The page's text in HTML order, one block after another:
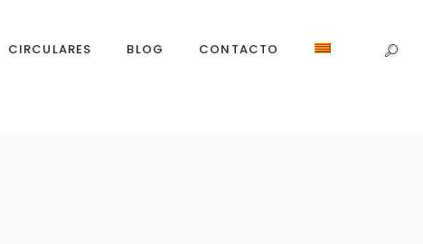
CIRCULARES BLOG CONTACTO